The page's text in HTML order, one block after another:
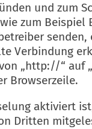
und zum
zum Beispiel
senden,
Verbindung
„http://“
Browserzeile.
aktiviert
Dritten